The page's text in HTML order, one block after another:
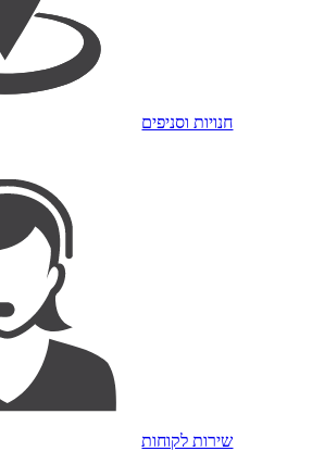
חנויות וסניפים
שירות לקוחות